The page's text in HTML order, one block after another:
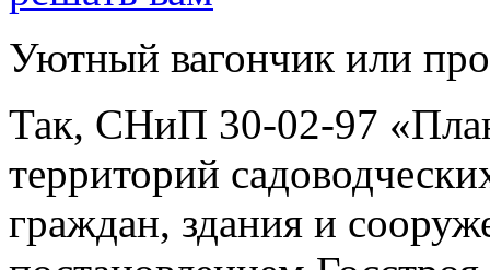
Уютный вагончик или
Так, СНиП 30-02-97
территорий
граждан, здания и